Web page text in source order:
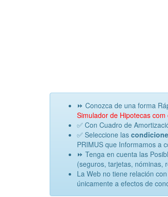
⏩ Conozca de una forma
Simulador de Hipotecas
✅ Con Cuadro de
✅ Seleccione las
PRIMUS que Informamos a
⏩ Tenga en cuenta las
(seguros, tarjetas, nóminas,
La Web no tiene relación
únicamente a efectos de